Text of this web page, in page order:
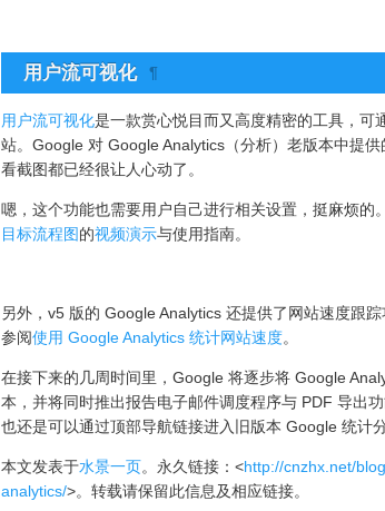
用户流可视化 ¶
用户流可视化是一款赏心悦目而又高度精密的工具，可
站。Google 对 Google Analytics（分析）老版本中提供
看截图都已经很让人心动了。
嗯，这个功能也需要用户自己进行相关设置，挺麻烦的
目标流程图的视频演示与使用指南。
另外，v5 版的 Google Analytics 还提供了网站速度跟
参阅使用 Google Analytics 统计网站速度。
在接下来的几周时间里，Google 将逐步将 Google
本，并将同时推出报告电子邮件调度程序与 PDF 导出
也还是可以通过顶部导航链接进入旧版本 Google 统计
本文发表于水景一页。永久链接：<http://cnzhx.net/
analytics/>。转载请保留此信息及相应链接。